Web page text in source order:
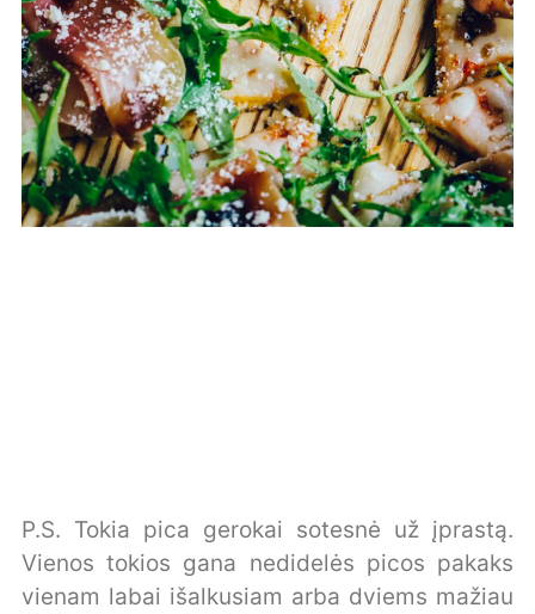
P.S. Tokia pica gerokai sotesnė už įprastą.
Vienos tokios gana nedidelės picos pakaks
vienam labai išalkusiam arba dviems mažiau